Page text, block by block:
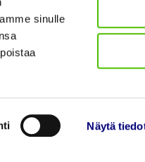
sinulle
Näytä
LinkedIn YouTube